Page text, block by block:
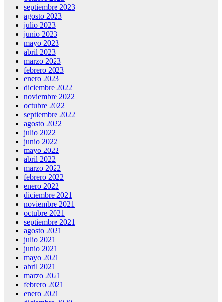
septiembre 2023
agosto 2023
julio 2023
junio 2023
mayo 2023
abril 2023
marzo 2023
febrero 2023
enero 2023
diciembre 2022
noviembre 2022
octubre 2022
septiembre 2022
agosto 2022
julio 2022
junio 2022
mayo 2022
abril 2022
marzo 2022
febrero 2022
enero 2022
diciembre 2021
noviembre 2021
octubre 2021
septiembre 2021
agosto 2021
julio 2021
junio 2021
mayo 2021
abril 2021
marzo 2021
febrero 2021
enero 2021